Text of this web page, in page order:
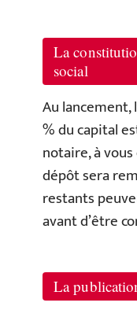
La
social
Au lancement,
% du capital
notaire, à
dépôt sera
restants
avant d’être
La